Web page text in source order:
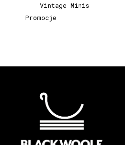
Vintage Minis
Promocje